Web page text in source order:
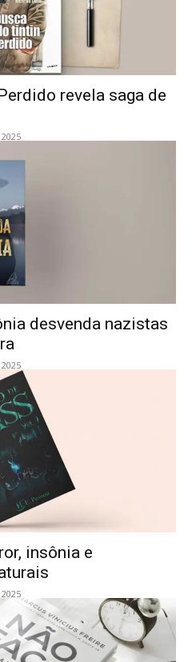
revela saga de
desvenda nazistas
insônia e